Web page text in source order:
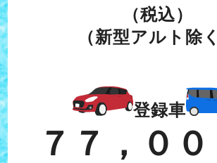
（税込）
（新型アルト除く
登録車
７７，００